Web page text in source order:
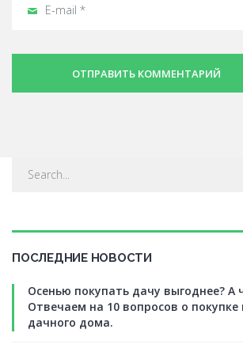
ПОСЛЕДНИЕ НОВОСТИ
Осенью покупать дачу выгоднее? А
Отвечаем на 10 вопросов о
дачного дома.
ОТПРАВИТЬ КОММЕНТАРИЙ